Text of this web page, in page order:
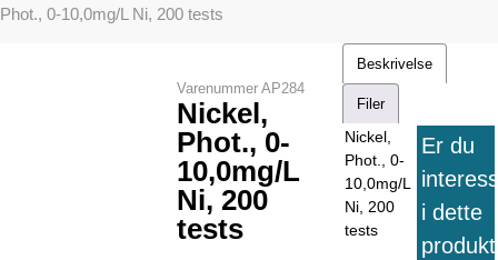
Phot., 0-10,0mg/L Ni, 200 tests
VarenummerAP284
Nickel,
Phot., 0-
10,0mg/L
Ni, 200
tests
Beskrivelse
Filer
Nickel,
Phot., 0-
10,0mg/L
Ni, 200
tests
Er du
i dette